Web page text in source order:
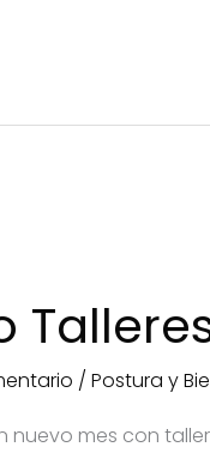
/ Postura y
nuevo mes con